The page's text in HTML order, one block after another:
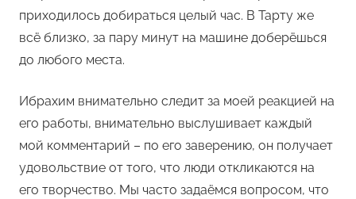
приходилось добираться целый час. В Тарту же
всё близко, за пару минут на машине доберёшься
до любого места.
Ибрахим внимательно следит за моей реакцией на
его работы, внимательно выслушивает каждый
мой комментарий – по его заверению, он получает
удовольствие от того, что люди откликаются на
его творчество. Мы часто задаёмся вопросом, что